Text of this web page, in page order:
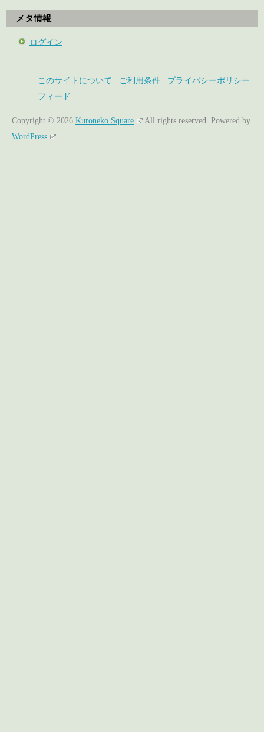
メタ情報
ログイン
このサイトについて ご利用条件
プライバシーポリシー
フィード
Copyright © 2026 Kuroneko Square All rights reserved. Powered by
WordPress